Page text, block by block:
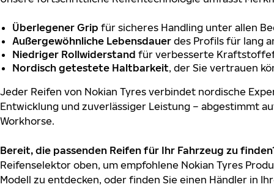
Überlegener Grip für sicheres Handling unter allen
Außergewöhnliche Lebensdauer des Profils für lang
Niedriger Rollwiderstand für verbesserte
Nordisch getestete Haltbarkeit, der Sie vertrauen
Jeder Reifen von Nokian Tyres verbindet nordische
Entwicklung und zuverlässiger Leistung – abgestimmt
Workhorse.
Bereit, die passenden Reifen für Ihr Fahrzeug zu
Reifenselektor oben, um empfohlene Nokian Tyres
Modell zu entdecken, oder finden Sie einen Händler in